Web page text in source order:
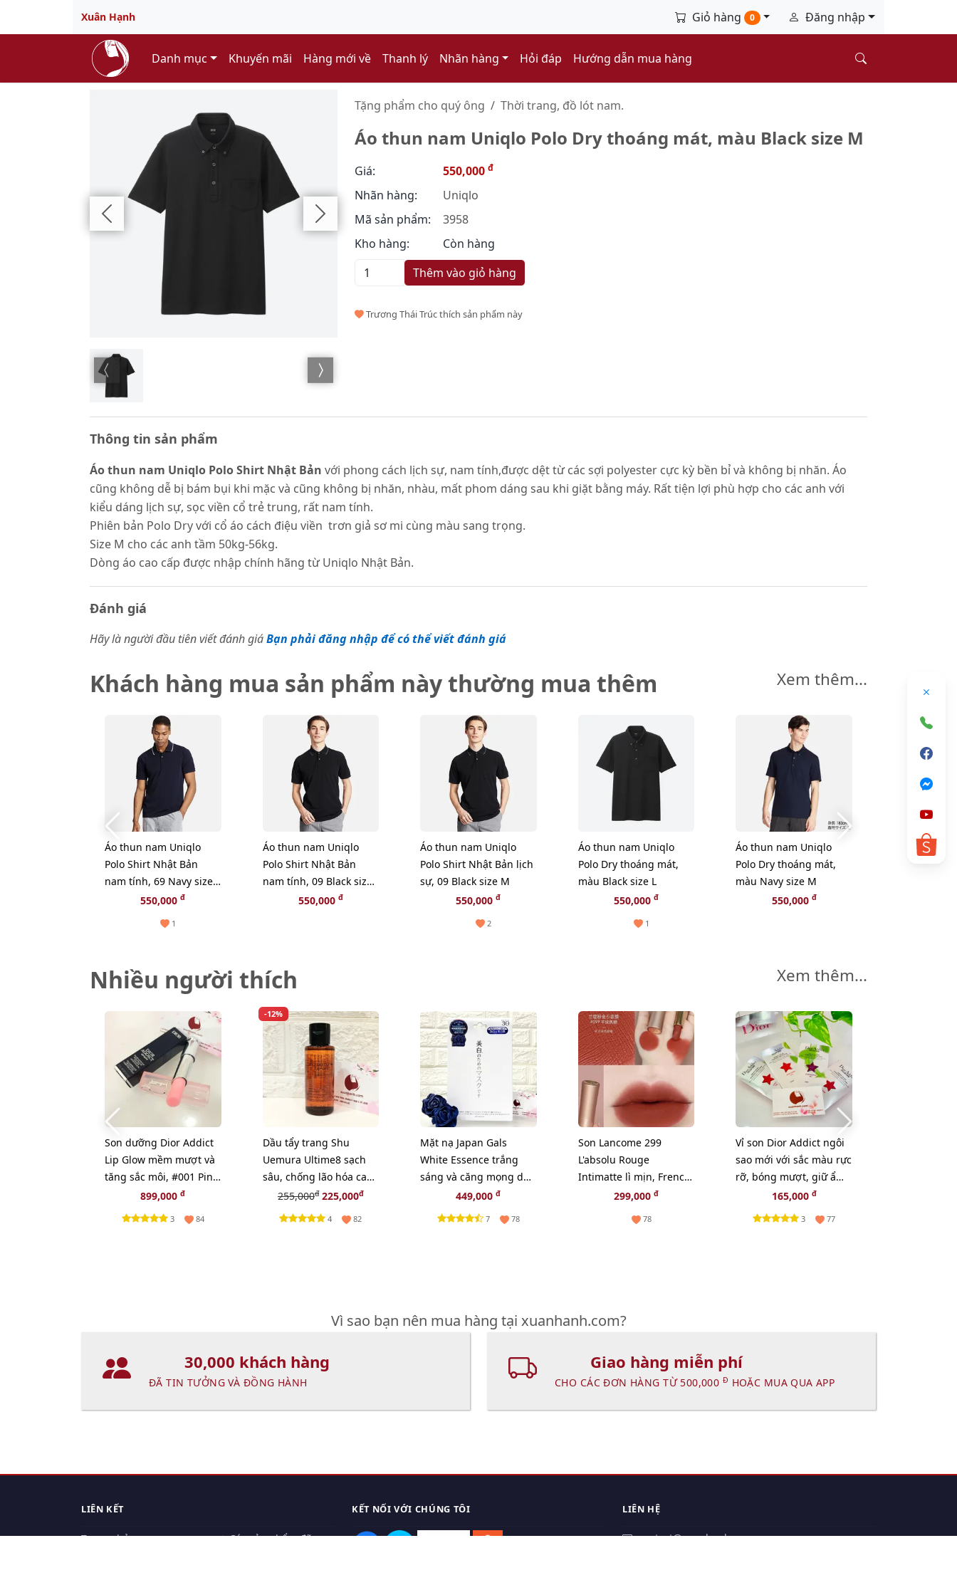
Xuân Hạnh Giỏ hàng 0 Đăng nhập
Danh mục Khuyến mãi Hàng mới về Thanh lý Nhãn hàng Hỏi đáp Hướng dẫn mua hàng
Tặng phẩm cho quý ông Thời trang, đồ lót nam.
Áo thun nam Uniqlo Polo Dry thoáng mát, màu Black size M
Giá: 550,000 đ
Nhãn hàng:
Uniqlo
Mã sản phẩm:
3958
Kho hàng:
Còn hàng
Thêm vào giỏ hàng
Trương Thái Trúc thích sản phẩm này
Thông tin sản phẩm
Áo thun nam Uniqlo Polo Shirt Nhật Bản với phong cách lịch sự, nam tính,được dệt từ các sợi polyester cực kỳ bền bỉ và không bị nhăn. Áo
cũng không dễ bị bám bụi khi mặc và cũng không bị nhăn, nhàu, mất phom dáng sau khi giặt bằng máy. Rất tiện lợi phù hợp cho các anh với
kiểu dáng lịch sự, sọc viền cổ trẻ trung, rất nam tính.
Phiên bản Polo Dry với cổ áo cách điệu viền trơn giả sơ mi cùng màu sang trọng.
Size M cho các anh tầm 50kg-56kg.
Dòng áo cao cấp được nhập chính hãng từ Uniqlo Nhật Bản.
Đánh giá
Hãy là người đầu tiên viết đánh giáBạn phải đăng nhập để có thể viết đánh giá
Khách hàng mua sản phẩm này thường mua thêm Xem thêm...
Áo thun nam Uniqlo
Polo Shirt Nhật Bản
nam tính, 69 Navy size
550,000đ
1
Áo thun nam Uniqlo
Polo Shirt Nhật Bản
nam tính, 09 Black size
550,000 đ
Áo thun nam Uniqlo
Polo Shirt Nhật Bản lịch
sự, 09 Black size M
550,000đ
2
Áo thun nam Uniqlo
Polo Dry thoáng mát,
màu Black size L
550,000đ
1
Áo thun nam Uniqlo
Polo Dry thoáng mát,
màu Navy size M
550,000 đ
Áo thun
Nhiều người thích Xem thêm...
Son dưỡng Dior Addict
Lip Glow mềm mượt và
tăng sắc môi, #001 Pink
- hồng tự nhiên (New)
899,000đ
3 84
-12%
Dầu tẩy trang Shu
Uemura Ultime8 sạch
sâu, chống lão hóa cao
cấp nhất - 50ml
255,000đ225,000đ
4 82
Mặt nạ Japan Gals
White Essence trắng
sáng và căng mọng da -
449,000đ
7 78
Son Lancome 299
L'absolu Rouge
Intimatte lì mịn, French
Cashmere cam đỏ gạch
299,000đ
78
Vỉ son Dior Addict ngôi
sao mới với sắc màu rực
rỡ, bóng mượt, giữ ẩm
165,000 đ
3 77
Vì sao bạn nên mua hàng tại xuanhanh.com?
30,000 khách hàng
ĐÃ TIN TƯỞNG VÀ ĐỒNG HÀNH
Giao hàng miễn phí
CHO CÁC ĐƠN HÀNG TỪ 500,000 Đ HOẶC MUA QUA APP
LIÊN KẾT
Trang chủ
Các sản phẩm đã
KẾT NỐI VỚI CHÚNG TÔI LIÊN HỆ
contact@xuanhanh.vn